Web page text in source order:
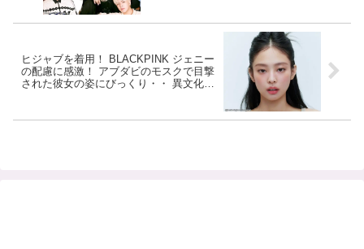
ヒジャブを着用！ BLACKPINK ジェニー
の配慮に感激！ アブダビのモスクで目撃
された彼女の姿にびっくり・・ 異文化を